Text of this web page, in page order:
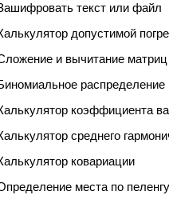
текст или файл
допустимой
и вычитание матриц
распределение
коэффициента
среднего
ковариации
места по пеленгу